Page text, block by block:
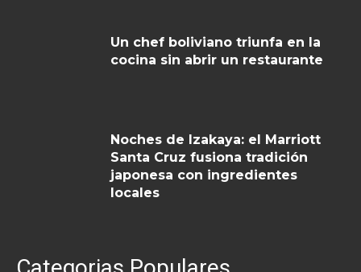
Un chef boliviano triunfa en la
cocina sin abrir un restaurante
Noches de Izakaya: el Marriott
Santa Cruz fusiona tradición
japonesa con ingredientes
locales